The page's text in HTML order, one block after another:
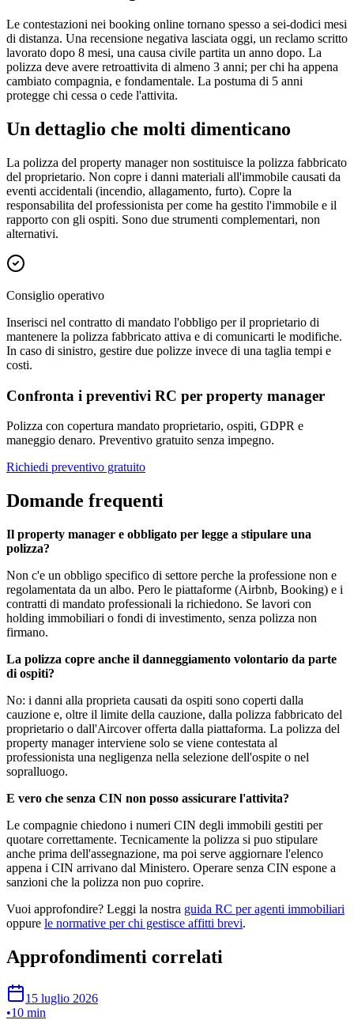
Le contestazioni nei booking online tornano spesso a sei-dodici mesi
di distanza. Una recensione negativa lasciata oggi, un reclamo scritto
lavorato dopo 8 mesi, una causa civile partita un anno dopo. La
polizza deve avere retroattivita di almeno 3 anni; per chi ha appena
cambiato compagnia, e fondamentale. La postuma di 5 anni
protegge chi cessa o cede l'attivita.
Un dettaglio che molti dimenticano
La polizza del property manager non sostituisce la polizza fabbricato
del proprietario. Non copre i danni materiali all'immobile causati da
eventi accidentali (incendio, allagamento, furto). Copre la
responsabilita del professionista per come ha gestito l'immobile e il
rapporto con gli ospiti. Sono due strumenti complementari, non
alternativi.
Consiglio operativo
Inserisci nel contratto di mandato l'obbligo per il proprietario di
mantenere la polizza fabbricato attiva e di comunicarti le modifiche.
In caso di sinistro, gestire due polizze invece di una taglia tempi e
costi.
Confronta i preventivi RC per property manager
Polizza con copertura mandato proprietario, ospiti, GDPR e
maneggio denaro. Preventivo gratuito senza impegno.
Richiedi preventivo gratuito
Domande frequenti
Il property manager e obbligato per legge a stipulare una
polizza?
Non c'e un obbligo specifico di settore perche la professione non e
regolamentata da un albo. Pero le piattaforme (Airbnb, Booking) e i
contratti di mandato professionali la richiedono. Se lavori con
holding immobiliari o fondi di investimento, senza polizza non
firmano.
La polizza copre anche il danneggiamento volontario da parte
di ospiti?
No: i danni alla proprieta causati da ospiti sono coperti dalla
cauzione e, oltre il limite della cauzione, dalla polizza fabbricato del
proprietario o dall'Aircover offerta dalla piattaforma. La polizza del
property manager interviene solo se viene contestata al
professionista una negligenza nella selezione dell'ospite o nel
sopralluogo.
E vero che senza CIN non posso assicurare l'attivita?
Le compagnie chiedono i numeri CIN degli immobili gestiti per
quotare correttamente. Tecnicamente la polizza si puo stipulare
anche prima dell'assegnazione, ma poi serve aggiornare l'elenco
appena i CIN arrivano dal Ministero. Operare senza CIN espone a
sanzioni che la polizza non puo coprire.
Vuoi approfondire? Leggi la nostra guida RC per agenti immobiliari
oppure le normative per chi gestisce affitti brevi.
Approfondimenti correlati
15 luglio 2026
•10 min